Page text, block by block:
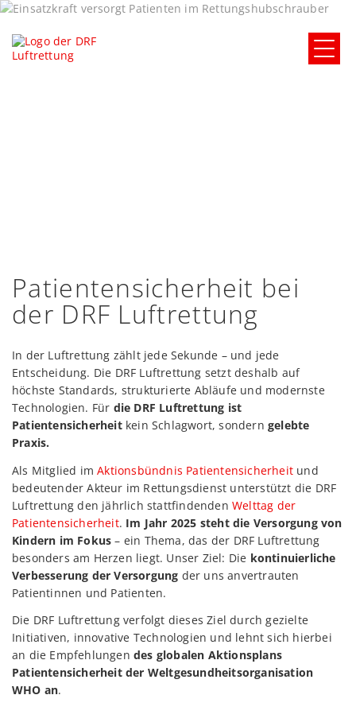
Patientensicherheit bei
der DRF Luftrettung
In der Luftrettung zählt jede Sekunde – und jede
Entscheidung. Die DRF Luftrettung setzt deshalb auf
höchste Standards, strukturierte Abläufe und modernste
Technologien. Für die DRF Luftrettung ist
Patientensicherheit kein Schlagwort, sondern gelebte
Praxis.
Als Mitglied imAktionsbündnis Patientensicherheit und
bedeutender Akteur im Rettungsdienst unterstützt die DRF
Luftrettung den jährlich stattfindenden Welttag der
Patientensicherheit. Im Jahr 2025 steht die Versorgung von
Kindern im Fokus – ein Thema, das der DRF Luftrettung
besonders am Herzen liegt. Unser Ziel: Die kontinuierliche
Verbesserung der Versorgung der uns anvertrauten
Patientinnen und Patienten.
Die DRF Luftrettung verfolgt dieses Ziel durch gezielte
Initiativen, innovative Technologien und lehnt sich hierbei
an die Empfehlungen des globalen Aktionsplans
Patientensicherheit der Weltgesundheitsorganisation
WHO an.